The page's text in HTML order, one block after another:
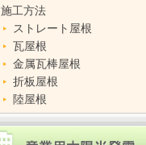
施工方法
ストレート屋根
瓦屋根
金属瓦棒屋根
折板屋根
陸屋根